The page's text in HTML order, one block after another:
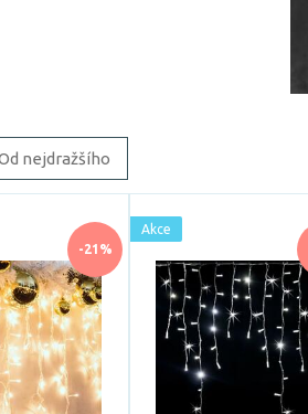
nejdražšího
-21%
Akce